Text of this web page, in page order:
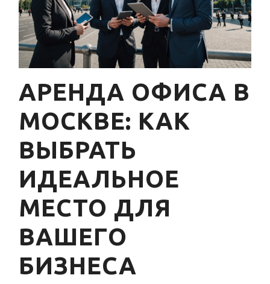
АРЕНДА ОФИСА В
МОСКВЕ: КАК
ВЫБРАТЬ
ИДЕАЛЬНОЕ
МЕСТО ДЛЯ
ВАШЕГО
БИЗНЕСА